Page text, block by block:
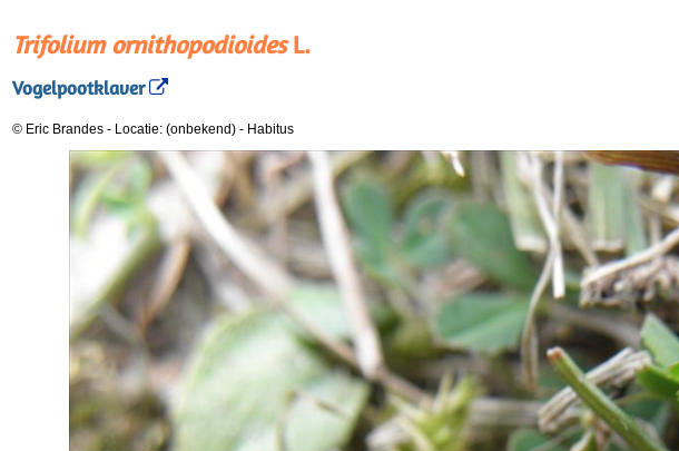
Trifolium ornithopodioidesL.
Vogelpootklaver
© Eric Brandes - Locatie: (onbekend) - Habitus